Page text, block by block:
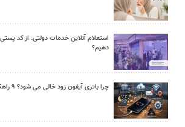
استعلام آنلاین خدمات دولتی: از کد پستی
دهیم؟
چرا باتری آیفون زود خالی می شود؟ ۹ راهکار واقعی